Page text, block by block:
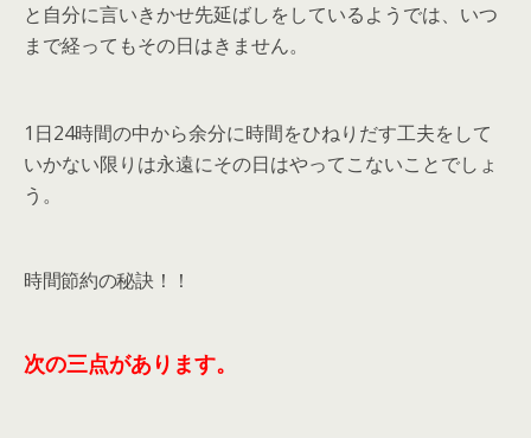
と自分に言いきかせ先延ばしをしているようでは、いつ
まで経ってもその日はきません。
1日24時間の中から余分に時間をひねりだす工夫をして
いかない限りは永遠にその日はやってこないことでしょ
う。
時間節約の秘訣！！
次の三点があります。